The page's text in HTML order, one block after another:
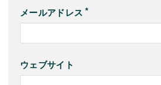
メールアドレス
ウェブサイト